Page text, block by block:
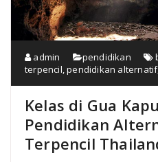
admin pendidikan
terpencil,pendidikan alternatif
Kelas di Gua
Pendidikan
Terpencil